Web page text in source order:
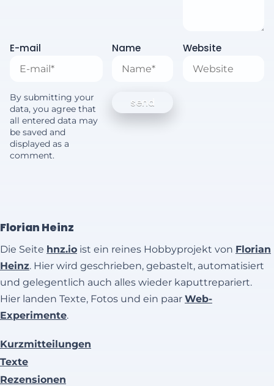
E-mail Name Website
By submitting your
data, you agree that
all entered data may
be saved and
displayed as a
comment.
Florian Heinz
Die Seite hnz.io ist ein reines Hobbyprojekt von Florian
Heinz. Hier wird geschrieben, gebastelt, automatisiert
und gelegentlich auch alles wieder kaputtrepariert.
Hier landen Texte, Fotos und ein paar Web-
Experimente.
Kurzmitteilungen
Texte
Rezensionen